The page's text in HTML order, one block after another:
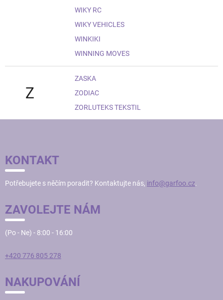
WIKY RC
WIKY VEHICLES
WINKIKI
WINNING MOVES
Z
ZASKA
ZODIAC
ZORLUTEKS TEKSTIL
A
T
KONTAKT
Potřebujete s něčím poradit? Kontaktujte nás, info@garfoo.cz.
ZAVOLEJTE NÁM
(Po - Ne) - 8:00 - 16:00
+420 776 805 278
NAKUPOVÁNÍ